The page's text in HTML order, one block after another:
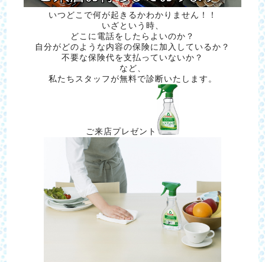
いつどこで何が起きるかわかりません！！
いざという時、
どこに電話をしたらよいのか？
自分がどのような内容の保険に加入しているか？
不要な保険代を支払っていないか？
など、
私たちスタッフが無料で診断いたします。
ご来店プレゼント